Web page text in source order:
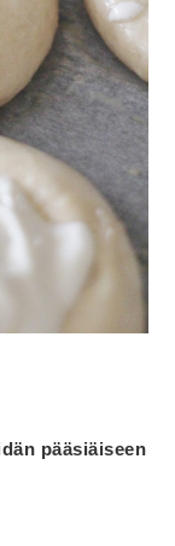
pääsiäiseen